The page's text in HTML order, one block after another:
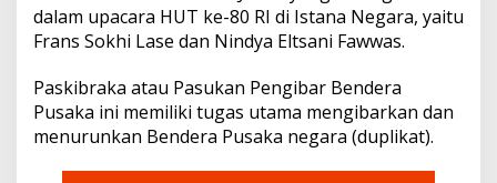
K
o
t
J
a
m
b
i
dalam upacara HUT ke-80 RI di Istana Negara, yaitu
Frans Sokhi Lase dan Nindya Eltsani Fawwas.
Paskibraka atau Pasukan Pengibar Bendera
Pusaka ini memiliki tugas utama mengibarkan dan
menurunkan Bendera Pusaka negara (duplikat).